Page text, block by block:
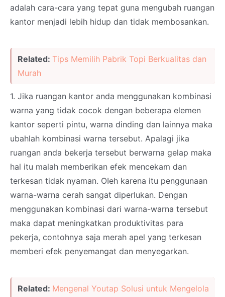
adalah cara-cara yang tepat guna mengubah ruangan
kantor menjadi lebih hidup dan tidak membosankan.
Related: Tips Memilih Pabrik Topi Berkualitas dan
Murah
1. Jika ruangan kantor anda menggunakan kombinasi
warna yang tidak cocok dengan beberapa elemen
kantor seperti pintu, warna dinding dan lainnya maka
ubahlah kombinasi warna tersebut. Apalagi jika
ruangan anda bekerja tersebut berwarna gelap maka
hal itu malah memberikan efek mencekam dan
terkesan tidak nyaman. OIeh karena itu penggunaan
warna-warna cerah sangat diperlukan. Dengan
menggunakan kombinasi dari warna-warna tersebut
maka dapat meningkatkan produktivitas para
pekerja, contohnya saja merah apel yang terkesan
memberi efek penyemangat dan menyegarkan.
Related: Mengenal Youtap Solusi untuk Mengelola